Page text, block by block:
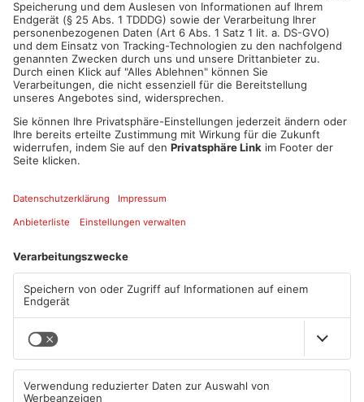
Artikel teilen
ANZEIGE
Mehr aus
Primaveraland
TOPNEWS